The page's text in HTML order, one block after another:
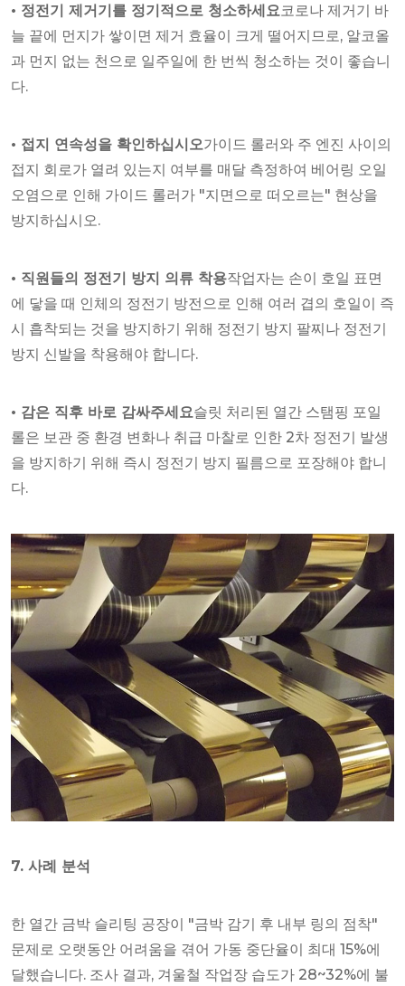
• 정전기 제거기를 정기적으로 청소하세요코로나 제거기 바
늘 끝에 먼지가 쌓이면 제거 효율이 크게 떨어지므로, 알코올
과 먼지 없는 천으로 일주일에 한 번씩 청소하는 것이 좋습니
다.
• 접지 연속성을 확인하십시오가이드 롤러와 주 엔진 사이의
접지 회로가 열려 있는지 여부를 매달 측정하여 베어링 오일
오염으로 인해 가이드 롤러가 "지면으로 떠오르는" 현상을
방지하십시오.
• 직원들의 정전기 방지 의류 착용작업자는 손이 호일 표면
에 닿을 때 인체의 정전기 방전으로 인해 여러 겹의 호일이 즉
시 흡착되는 것을 방지하기 위해 정전기 방지 팔찌나 정전기
방지 신발을 착용해야 합니다.
• 감은 직후 바로 감싸주세요슬릿 처리된 열간 스탬핑 포일
롤은 보관 중 환경 변화나 취급 마찰로 인한 2차 정전기 발생
을 방지하기 위해 즉시 정전기 방지 필름으로 포장해야 합니
다.
7. 사례 분석
한 열간 금박 슬리팅 공장이 "금박 감기 후 내부 링의 점착"
문제로 오랫동안 어려움을 겪어 가동 중단율이 최대 15%에
달했습니다. 조사 결과, 겨울철 작업장 습도가 28~32%에 불